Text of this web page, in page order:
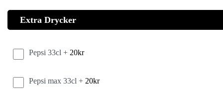
Extra Drycker
Pepsi 33cl + 20kr
Pepsi max 33cl + 20kr